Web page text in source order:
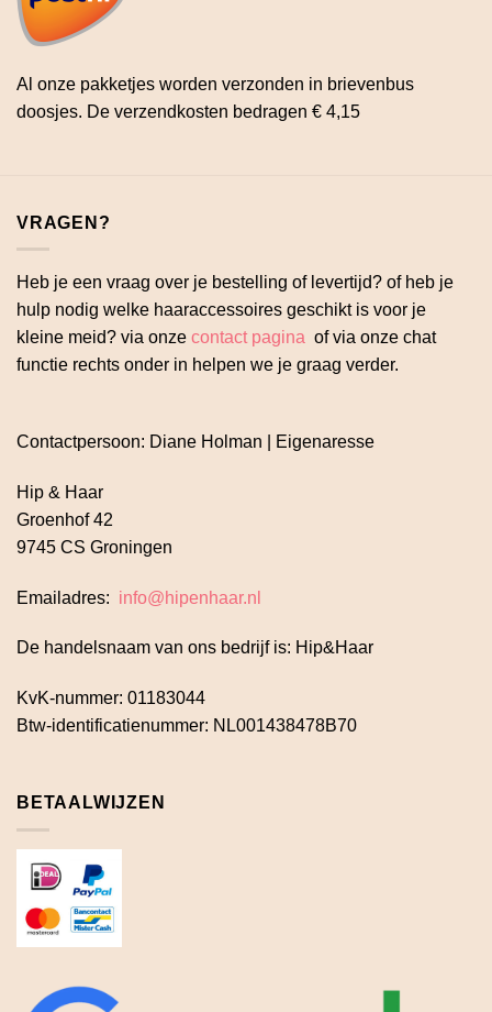
Al onze pakketjes worden verzonden in brievenbus
doosjes. De verzendkosten bedragen € 4,15
VRAGEN?
Heb je een vraag over je bestelling of levertijd? of heb je
hulp nodig welke haaraccessoires geschikt is voor je
kleine meid? via onze contact pagina of via onze chat
functie rechts onder in helpen we je graag verder.
Contactpersoon: Diane Holman | Eigenaresse
Hip & Haar
Groenhof 42
9745 CS Groningen
Emailadres: info@hipenhaar.nl
De handelsnaam van ons bedrijf is: Hip&Haar
KvK-nummer: 01183044
Btw-identificatienummer: NL001438478B70
BETAALWIJZEN